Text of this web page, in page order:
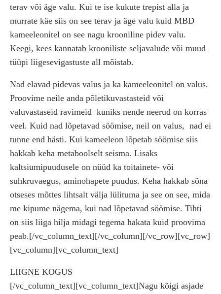
terav või äge valu. Kui te ise kukute trepist alla ja
murrate käe siis on see terav ja äge valu kuid MBD
kameeleonitel on see nagu krooniline pidev valu.
Keegi, kees kannatab krooniliste seljavalude või muud
tüüpi liigesevigastuste all mõistab.
Nad elavad pidevas valus ja ka kameeleonitel on valus.
Proovime neile anda põletikuvastasteid või
valuvastaseid ravimeid kuniks nende neerud on korras
veel. Kuid nad lõpetavad söömise, neil on valus, nad ei
tunne end hästi. Kui kameeleon lõpetab söömise siis
hakkab keha metaboolselt seisma. Lisaks
kaltsiumipuudusele on nüüd ka toitainete- või
suhkruvaegus, aminohapete puudus. Keha hakkab sõna
otseses mõttes lihtsalt välja lülituma ja see on see, mida
me kipume nägema, kui nad lõpetavad söömise. Tihti
on siis liiga hilja midagi tegema hakata kuid proovima
peab.[/vc_column_text][/vc_column][/vc_row][vc_row]
[vc_column][vc_column_text]
LIIGNE KOGUS
[/vc_column_text][vc_column_text]Nagu kõigi asjade